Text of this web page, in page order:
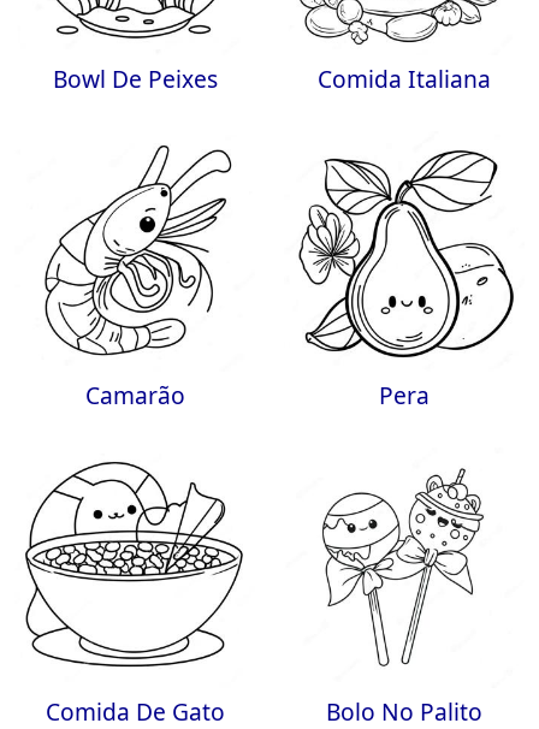
Bowl De Peixes Comida Italiana
Camarão Pera
Comida De Gato Bolo No Palito